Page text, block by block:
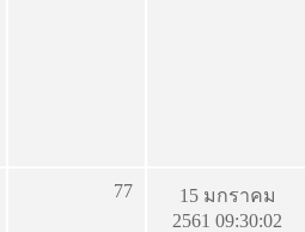
77
15 มกราคม
2561 09:30:02